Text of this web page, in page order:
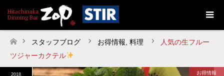
ホーム
スタッフブログ お得情報 料理
人気の生フルー
ツジャーカクテル
2018 お得情報